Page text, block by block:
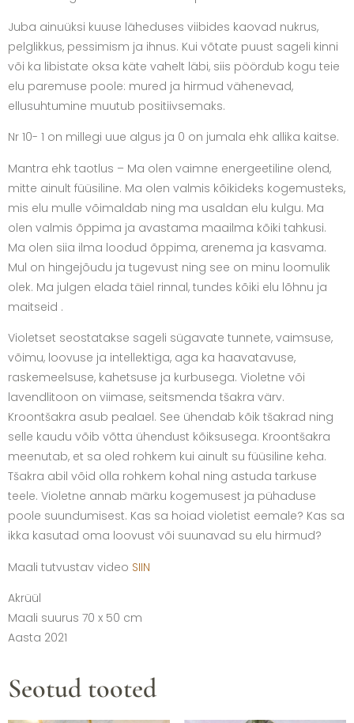
Juba ainuüksi kuuse läheduses viibides kaovad nukrus,
pelglikkus, pessimism ja ihnus. Kui võtate puust sageli kinni
või ka libistate oksa käte vahelt läbi, siis pöördub kogu teie
elu paremuse poole: mured ja hirmud vähenevad,
ellusuhtumine muutub positiivsemaks.
Nr 10- 1 on millegi uue algus ja 0 on jumala ehk allika kaitse.
Mantra ehk taotlus – Ma olen vaimne energeetiline olend,
mitte ainult füüsiline. Ma olen valmis kõikideks kogemusteks,
mis elu mulle võimaldab ning ma usaldan elu kulgu. Ma
olen valmis õppima ja avastama maailma kõiki tahkusi.
Ma olen siia ilma loodud õppima, arenema ja kasvama.
Mul on hingejõudu ja tugevust ning see on minu loomulik
olek. Ma julgen elada täiel rinnal, tundes kõiki elu lõhnu ja
maitseid .
Violetset seostatakse sageli sügavate tunnete, vaimsuse,
võimu, loovuse ja intellektiga, aga ka haavatavuse,
raskemeelsuse, kahetsuse ja kurbusega. Violetne või
lavendlitoon on viimase, seitsmenda tšakra värv.
Kroontšakra asub pealael. See ühendab kõik tšakrad ning
selle kaudu võib võtta ühendust kõiksusega. Kroontšakra
meenutab, et sa oled rohkem kui ainult su füüsiline keha.
Tšakra abil võid olla rohkem kohal ning astuda tarkuse
teele. Violetne annab märku kogemusest ja pühaduse
poole suundumisest. Kas sa hoiad violetist eemale? Kas sa
ikka kasutad oma loovust või suunavad su elu hirmud?
Maali tutvustav video SIIN
Akrüül
Maali suurus 70 x 50 cm
Aasta 2021
Seotud tooted